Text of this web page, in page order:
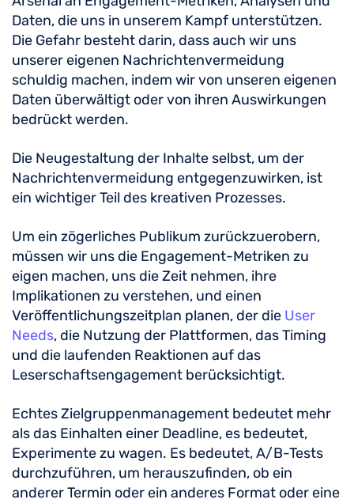
Daten, die uns in unserem Kampf unterstützen.
Die Gefahr besteht darin, dass auch wir uns
unserer eigenen Nachrichtenvermeidung
schuldig machen, indem wir von unseren eigenen
Daten überwältigt oder von ihren Auswirkungen
bedrückt werden.
Die Neugestaltung der Inhalte selbst, um der
Nachrichtenvermeidung entgegenzuwirken, ist
ein wichtiger Teil des kreativen Prozesses.
Um ein zögerliches Publikum zurückzuerobern,
müssen wir uns die Engagement-Metriken zu
eigen machen, uns die Zeit nehmen, ihre
Implikationen zu verstehen, und einen
Veröffentlichungszeitplan planen, der die User
Needs, die Nutzung der Plattformen, das Timing
und die laufenden Reaktionen auf das
Leserschaftsengagement berücksichtigt.
Echtes Zielgruppenmanagement bedeutet mehr
als das Einhalten einer Deadline, es bedeutet,
Experimente zu wagen. Es bedeutet, A/B-Tests
durchzuführen, um herauszufinden, ob ein
anderer Termin oder ein anderes Format oder eine